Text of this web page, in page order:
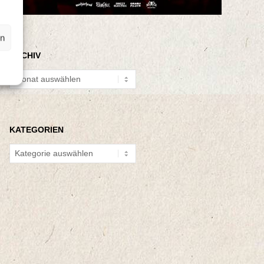
ARCHIV
KATEGORIEN
Kategorien